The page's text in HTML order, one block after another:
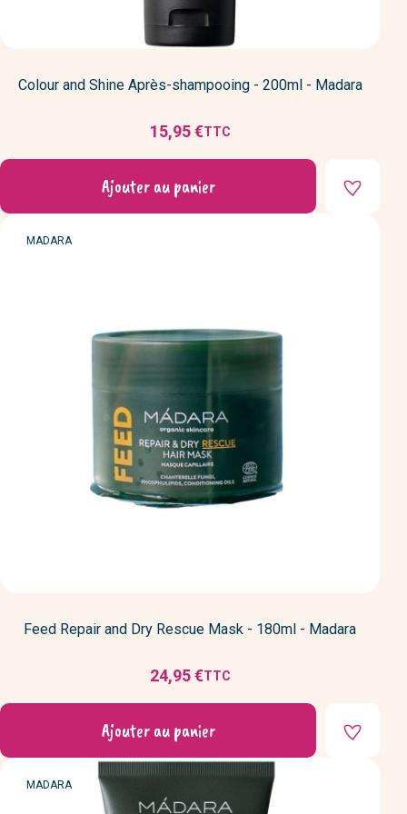
Colour and Shine Après-shampooing - 200ml - Madara
Prix
15,95 €TTC
Ajouter au panier
MARQUE
MADARA
Feed Repair and Dry Rescue Mask - 180ml - Madara
Prix
24,95 €TTC
Ajouter au panier
MARQUE
MADARA